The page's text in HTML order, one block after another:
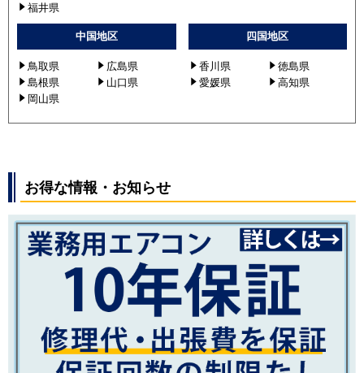
福井県
中国地区
鳥取県
広島県
島根県
山口県
岡山県
四国地区
香川県
徳島県
愛媛県
高知県
お得な情報・お知らせ